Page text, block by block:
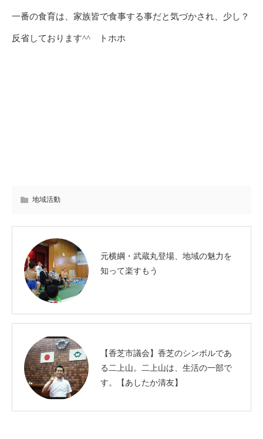
一番の食育は、家族皆で食事する事だと気づかされ、少し？
反省しております^^ トホホ
地域活動
元横綱・武蔵丸登場、地域の魅力を
知って楽すもう
【香芝市議会】香芝のシンボルであ
る二上山。二上山は、生活の一部で
す。【あしたか清友】